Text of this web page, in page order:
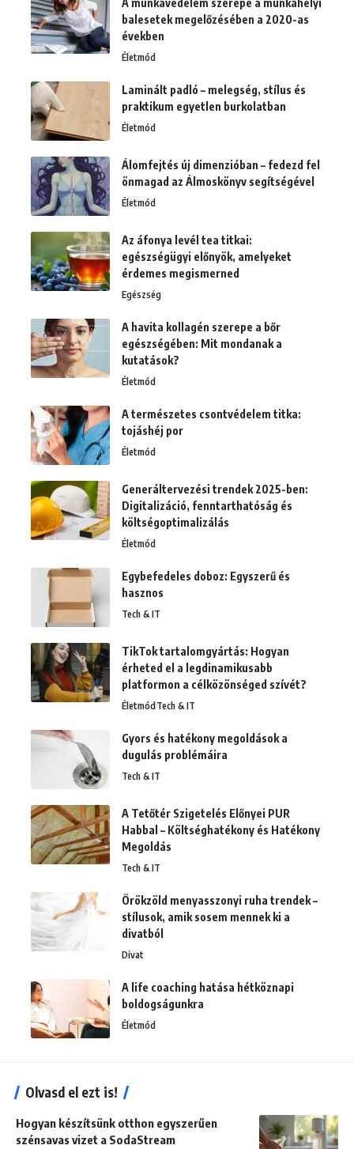
A munkavédelem szerepe a munkahelyi
balesetek megelőzésében a 2020-as
években
Életmód
Laminált padló – melegség, stílus és
praktikum egyetlen burkolatban
Életmód
Álomfejtés új dimenzióban – fedezd fel
önmagad az Álmoskönyv segítségével
Életmód
Az áfonya levél tea titkai:
egészségügyi előnyök, amelyeket
érdemes megismerned
Egészség
A havita kollagén szerepe a bőr
egészségében: Mit mondanak a
kutatások?
Életmód
A természetes csontvédelem titka:
tojáshéj por
Életmód
Generáltervezési trendek 2025-ben:
Digitalizáció, fenntarthatóság és
költségoptimalizálás
Életmód
Egybefedeles doboz: Egyszerű és
hasznos
Tech & IT
TikTok tartalomgyártás: Hogyan
érheted el a legdinamikusabb
platformon a célközönséged szívét?
ÉletmódTech & IT
Gyors és hatékony megoldások a
dugulás problémáira
Tech & IT
A Tetőtér Szigetelés Előnyei PUR
Habbal – Költséghatékony és Hatékony
Megoldás
Tech & IT
Örökzöld menyasszonyi ruha trendek –
stílusok, amik sosem mennek ki a
divatból
Divat
A life coaching hatása hétköznapi
boldogságunkra
Életmód
Olvasd el ezt is!
Hogyan készítsünk otthon egyszerűen
szénsavas vizet a SodaStream